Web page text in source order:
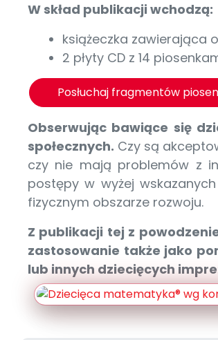
W skład publikacji wchodzą:
książeczka zawierająca
2 płyty CD z 14
Posłuchaj fragmentów
Obserwując bawiące się
społecznych. Czy są
czy nie mają problemów z
postępy w wyżej
fizycznym obszarze rozwoju.
Z publikacji tej z
zastosowanie także jako
lub innych dziecięcych